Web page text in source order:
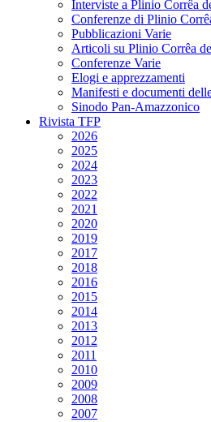
Interviste a Plinio Corrêa
Conferenze di Plinio
Pubblicazioni Varie
Articoli su Plinio Corrêa
Conferenze Varie
Elogi e apprezzamenti
Manifesti e documenti
Sinodo Pan-Amazzonico
Rivista TFP
2026
2025
2024
2023
2022
2021
2020
2019
2017
2018
2016
2015
2014
2013
2012
2011
2010
2009
2008
2007